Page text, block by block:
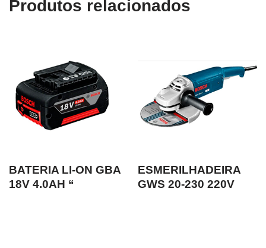
Produtos relacionados
BATERIA LI-ON GBA
18V 4.0AH “
ESMERILHADEIRA
GWS 20-230 220V